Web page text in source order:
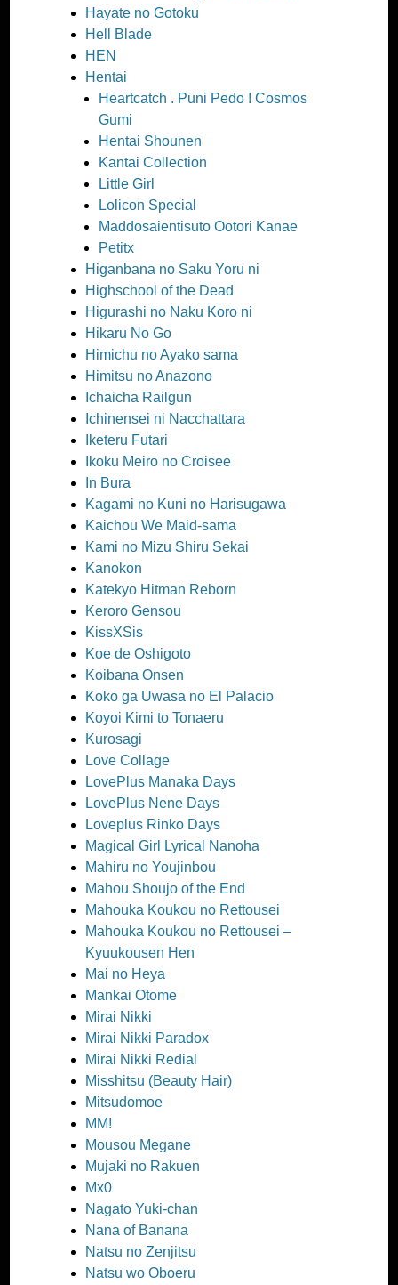
Hayate no Gotoku
Hell Blade
HEN
Hentai
Heartcatch . Puni Pedo ! Cosmos
Gumi
Hentai Shounen
Kantai Collection
Little Girl
Lolicon Special
Maddosaientisuto Ootori Kanae
Petitx
Higanbana no Saku Yoru ni
Highschool of the Dead
Higurashi no Naku Koro ni
Hikaru No Go
Himichu no Ayako sama
Himitsu no Anazono
Ichaicha Railgun
Ichinensei ni Nacchattara
Iketeru Futari
Ikoku Meiro no Croisee
In Bura
Kagami no Kuni no Harisugawa
Kaichou We Maid-sama
Kami no Mizu Shiru Sekai
Kanokon
Katekyo Hitman Reborn
Keroro Gensou
KissXSis
Koe de Oshigoto
Koibana Onsen
Koko ga Uwasa no El Palacio
Koyoi Kimi to Tonaeru
Kurosagi
Love Collage
LovePlus Manaka Days
LovePlus Nene Days
Loveplus Rinko Days
Magical Girl Lyrical Nanoha
Mahiru no Youjinbou
Mahou Shoujo of the End
Mahouka Koukou no Rettousei
Mahouka Koukou no Rettousei –
Kyuukousen Hen
Mai no Heya
Mankai Otome
Mirai Nikki
Mirai Nikki Paradox
Mirai Nikki Redial
Misshitsu (Beauty Hair)
Mitsudomoe
MM!
Mousou Megane
Mujaki no Rakuen
Mx0
Nagato Yuki-chan
Nana of Banana
Natsu no Zenjitsu
Natsu wo Oboeru